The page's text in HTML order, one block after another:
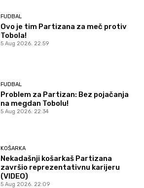
FUDBAL
Ovo je tim Partizana za meč protiv
Tobola!
5 Aug 2026. 22:59
FUDBAL
Problem za Partizan: Bez pojačanja
na megdan Tobolu!
5 Aug 2026. 22:34
KOŠARKA
Nekadašnji košarkaš Partizana
završio reprezentativnu karijeru
(VIDEO)
5 Aug 2026. 22:09